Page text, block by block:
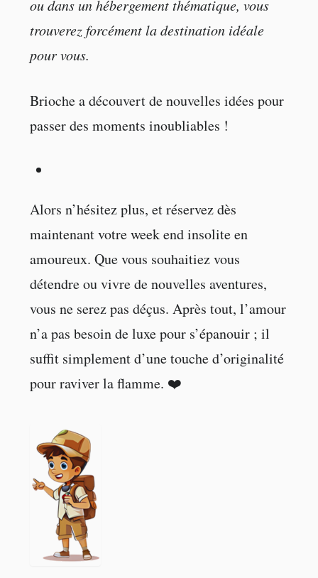
ou dans un hébergement thématique, vous
trouverez forcément la destination idéale
pour vous.
Brioche a découvert de nouvelles idées pour
passer des moments inoubliables !
Alors n’hésitez plus, et réservez dès
maintenant votre week end insolite en
amoureux. Que vous souhaitiez vous
détendre ou vivre de nouvelles aventures,
vous ne serez pas déçus. Après tout, l’amour
n’a pas besoin de luxe pour s’épanouir ; il
suffit simplement d’une touche d’originalité
pour raviver la flamme. ❤️